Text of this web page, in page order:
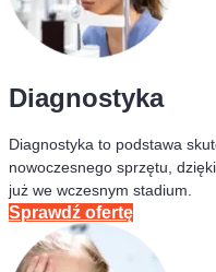
Diagnostyka
Diagnostyka to podstawa
nowoczesnego sprzętu,
już we wczesnym stadium.
Sprawdź ofertę